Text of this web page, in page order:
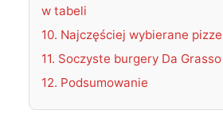
w tabeli
10. Najczęściej wybierane
11. Soczyste burgery Da Grasso
12. Podsumowanie